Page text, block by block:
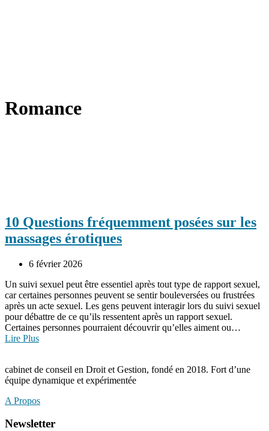
Romance
10 Questions fréquemment posées sur les
massages érotiques
6 février 2026
Un suivi sexuel peut être essentiel après tout type de rapport sexuel,
car certaines personnes peuvent se sentir bouleversées ou frustrées
après un acte sexuel. Les gens peuvent interagir lors du suivi sexuel
pour débattre de ce qu’ils ressentent après un rapport sexuel.
Certaines personnes pourraient découvrir qu’elles aiment ou…
Lire Plus
cabinet de conseil en Droit et Gestion, fondé en 2018. Fort d’une
équipe dynamique et expérimentée
A Propos
Newsletter